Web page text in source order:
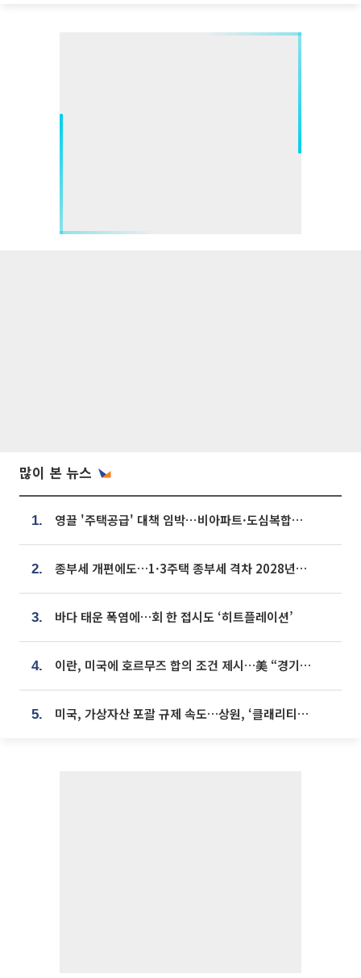
많이 본 뉴스
1. 영끌 '주택공급' 대책 임박⋯비아파트·도심복합까지 총동원
2. 종부세 개편에도…1·3주택 종부세 격차 2028년부터 확대
3. 바다 태운 폭염에…회 한 접시도 ‘히트플레이션’
4. 이란, 미국에 호르무즈 합의 조건 제시…美 “경기 아직 안 끝나” [종합]
5. 미국, 가상자산 포괄 규제 속도…상원, ‘클래리티법’ 9월 절차투표 추진